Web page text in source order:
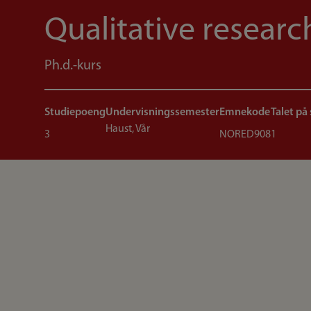
Qualitative
Ph.d.-kurs
Studiepoeng
3
Undervisningssemester
Haust, Vår
Emnekode
NORED908
Talet på
1